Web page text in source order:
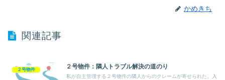
かめきち
関連記事
２号物件 ２号物件：隣人トラブル解決の道のり
私が自主管理する２号物件の隣人からのクレームが寄せられた。入